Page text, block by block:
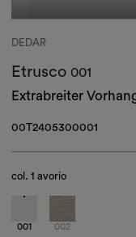
DEDAR
Etrusco 001
Extrabreiter
00T2405300001
col.1 avorio
001 002